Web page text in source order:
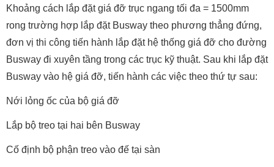
Khoảng cách lắp đặt giá đỡ trục ngang tối đa = 1500mm
rong trường hợp lắp đặt Busway theo phương thẳng đứng,
đơn vị thi công tiến hành lắp đặt hệ thống giá đỡ cho đường
Busway đi xuyên tầng trong các trục kỹ thuật. Sau khi lắp đặt
Busway vào hệ giá đỡ, tiến hành các việc theo thứ tự sau:
Nới lỏng ốc của bộ giá đỡ
Lắp bộ treo tại hai bên Busway
Cố định bộ phận treo vào đế tại sàn